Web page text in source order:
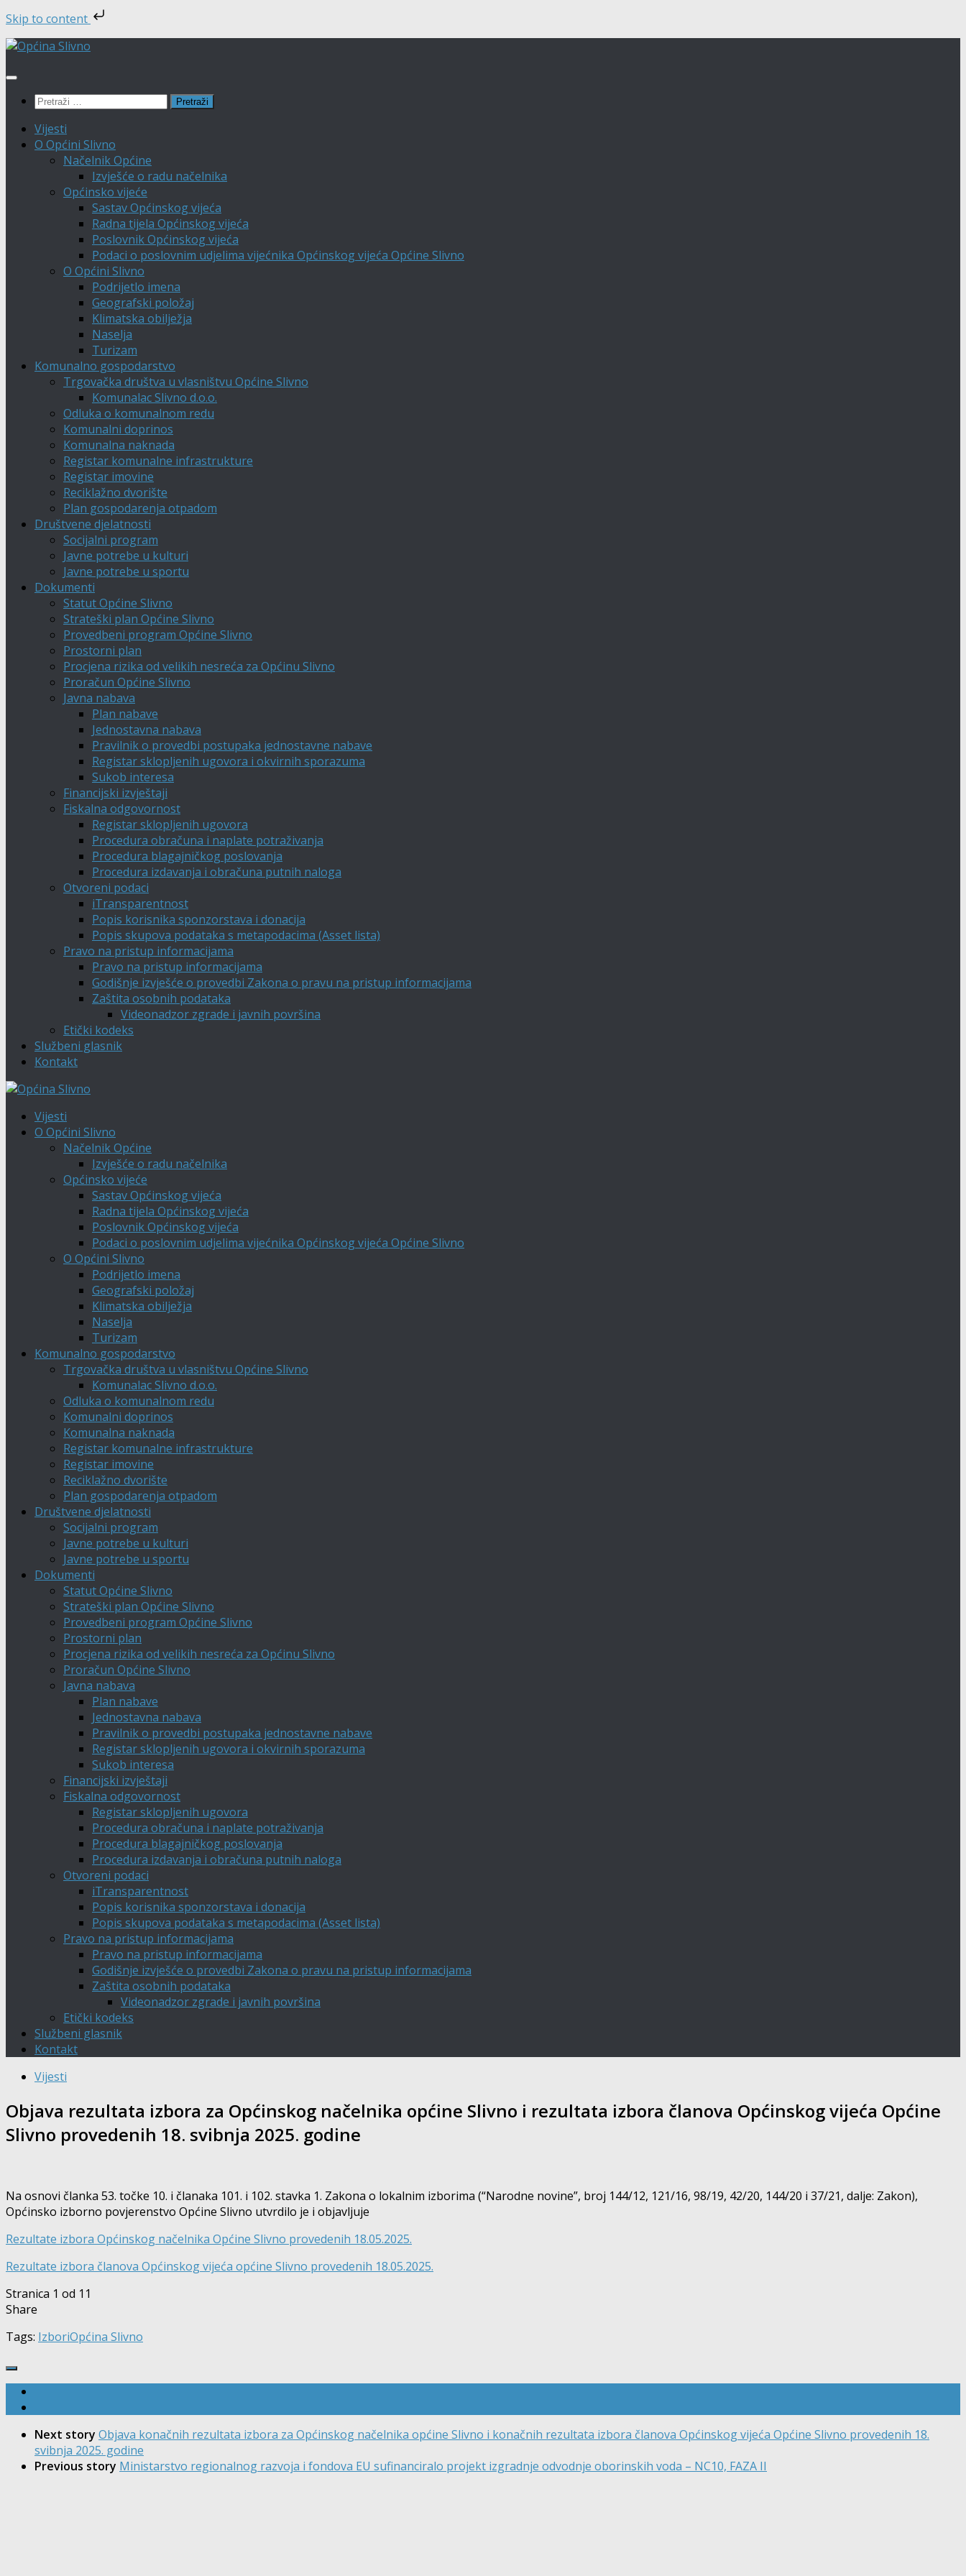
Skip to content
Skip
content
Pretraži:
Vijesti
O Općini Slivno
Načelnik Općine
Izvješće o radu načelnika
Općinsko vijeće
Sastav Općinskog vijeća
Radna tijela Općinskog vijeća
Poslovnik Općinskog vijeća
Podaci o poslovnim udjelima vijećnika Općinskog vijeća Općine Slivno
O Općini Slivno
Podrijetlo imena
Geografski položaj
Klimatska obilježja
Naselja
Turizam
Komunalno gospodarstvo
Trgovačka društva u vlasništvu Općine Slivno
Komunalac Slivno d.o.o.
Odluka o komunalnom redu
Komunalni doprinos
Komunalna naknada
Registar komunalne infrastrukture
Registar imovine
Reciklažno dvorište
Plan gospodarenja otpadom
Društvene djelatnosti
Socijalni program
Javne potrebe u kulturi
Javne potrebe u sportu
Dokumenti
Statut Općine Slivno
Strateški plan Općine Slivno
Provedbeni program Općine Slivno
Prostorni plan
Procjena rizika od velikih nesreća za Općinu Slivno
Proračun Općine Slivno
Javna nabava
Plan nabave
Jednostavna nabava
Pravilnik o provedbi postupaka jednostavne nabave
Registar sklopljenih ugovora i okvirnih sporazuma
Sukob interesa
Financijski izvještaji
Fiskalna odgovornost
Registar sklopljenih ugovora
Procedura obračuna i naplate potraživanja
Procedura blagajničkog poslovanja
Procedura izdavanja i obračuna putnih naloga
Otvoreni podaci
iTransparentnost
Popis korisnika sponzorstava i donacija
Popis skupova podataka s metapodacima (Asset lista)
Pravo na pristup informacijama
Pravo na pristup informacijama
Godišnje izvješće o provedbi Zakona o pravu na pristup informacijama
Zaštita osobnih podataka
Videonadzor zgrade i javnih površina
Etički kodeks
Službeni glasnik
Kontakt
Vijesti
O Općini Slivno
Načelnik Općine
Izvješće o radu načelnika
Općinsko vijeće
Sastav Općinskog vijeća
Radna tijela Općinskog vijeća
Poslovnik Općinskog vijeća
Podaci o poslovnim udjelima vijećnika Općinskog vijeća Općine Slivno
O Općini Slivno
Podrijetlo imena
Geografski položaj
Klimatska obilježja
Naselja
Turizam
Komunalno gospodarstvo
Trgovačka društva u vlasništvu Općine Slivno
Komunalac Slivno d.o.o.
Odluka o komunalnom redu
Komunalni doprinos
Komunalna naknada
Registar komunalne infrastrukture
Registar imovine
Reciklažno dvorište
Plan gospodarenja otpadom
Društvene djelatnosti
Socijalni program
Javne potrebe u kulturi
Javne potrebe u sportu
Dokumenti
Statut Općine Slivno
Strateški plan Općine Slivno
Provedbeni program Općine Slivno
Prostorni plan
Procjena rizika od velikih nesreća za Općinu Slivno
Proračun Općine Slivno
Javna nabava
Plan nabave
Jednostavna nabava
Pravilnik o provedbi postupaka jednostavne nabave
Registar sklopljenih ugovora i okvirnih sporazuma
Sukob interesa
Financijski izvještaji
Fiskalna odgovornost
Registar sklopljenih ugovora
Procedura obračuna i naplate potraživanja
Procedura blagajničkog poslovanja
Procedura izdavanja i obračuna putnih naloga
Otvoreni podaci
iTransparentnost
Popis korisnika sponzorstava i donacija
Popis skupova podataka s metapodacima (Asset lista)
Pravo na pristup informacijama
Pravo na pristup informacijama
Godišnje izvješće o provedbi Zakona o pravu na pristup informacijama
Zaštita osobnih podataka
Videonadzor zgrade i javnih površina
Etički kodeks
Službeni glasnik
Kontakt
Vijesti
Objava rezultata izbora za Općinskog načelnika općine Slivno i rezultata izbora članova Općinskog vijeća Općine
Slivno provedenih 18. svibnja 2025. godine
Na osnovi članka 53. točke 10. i članaka 101. i 102. stavka 1. Zakona o lokalnim izborima (“Narodne novine”, broj 144/12, 121/16, 98/19, 42/20, 144/20 i 37/21, dalje: Zakon),
Općinsko izborno povjerenstvo Općine Slivno utvrdilo je i objavljuje
Rezultate izbora Općinskog načelnika Općine Slivno provedenih 18.05.2025.
Rezultate izbora članova Općinskog vijeća općine Slivno provedenih 18.05.2025.
Stranica 1 od 1 1
Share
Tags: IzboriOpćina Slivno
Next story Objava konačnih rezultata izbora za Općinskog načelnika općine Slivno i konačnih rezultata izbora članova Općinskog vijeća Općine Slivno provedenih 18.
svibnja 2025. godine
Previous story Ministarstvo regionalnog razvoja i fondova EU sufinanciralo projekt izgradnje odvodnje oborinskih voda – NC10, FAZA II